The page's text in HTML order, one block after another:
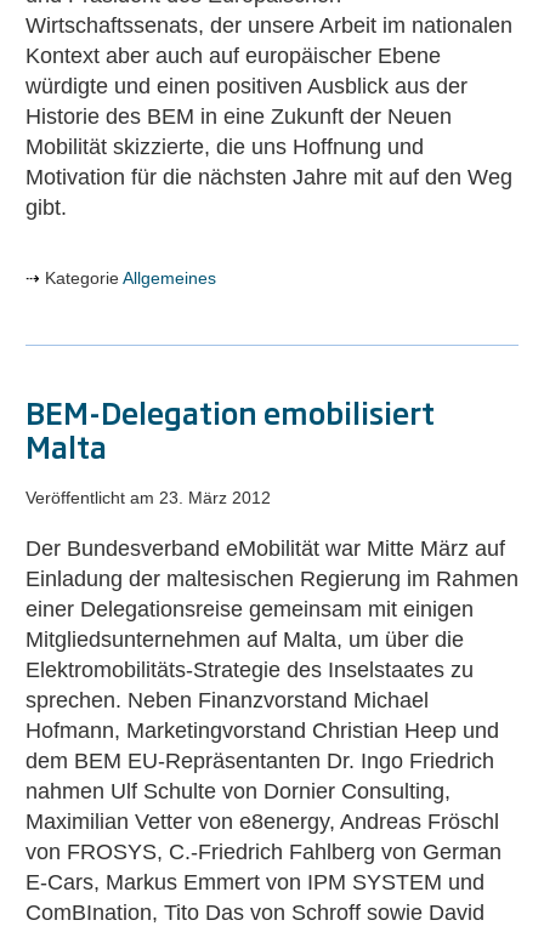
Wirtschaftssenats, der unsere Arbeit im nationalen
Kontext aber auch auf europäischer Ebene
würdigte und einen positiven Ausblick aus der
Historie des BEM in eine Zukunft der Neuen
Mobilität skizzierte, die uns Hoffnung und
Motivation für die nächsten Jahre mit auf den Weg
gibt.
KategorieAllgemeines
BEM-Delegation emobilisiert
Malta
Veröffentlicht am 23. März 2012
Der Bundesverband eMobilität war Mitte März auf
Einladung der maltesischen Regierung im Rahmen
einer Delegationsreise gemeinsam mit einigen
Mitgliedsunternehmen auf Malta, um über die
Elektromobilitäts-Strategie des Inselstaates zu
sprechen. Neben Finanzvorstand Michael
Hofmann, Marketingvorstand Christian Heep und
dem BEM EU-Repräsentanten Dr. Ingo Friedrich
nahmen Ulf Schulte von Dornier Consulting,
Maximilian Vetter von e8energy, Andreas Fröschl
von FROSYS, C.-Friedrich Fahlberg von German
E-Cars, Markus Emmert von IPM SYSTEM und
ComBInation, Tito Das von Schroff sowie David